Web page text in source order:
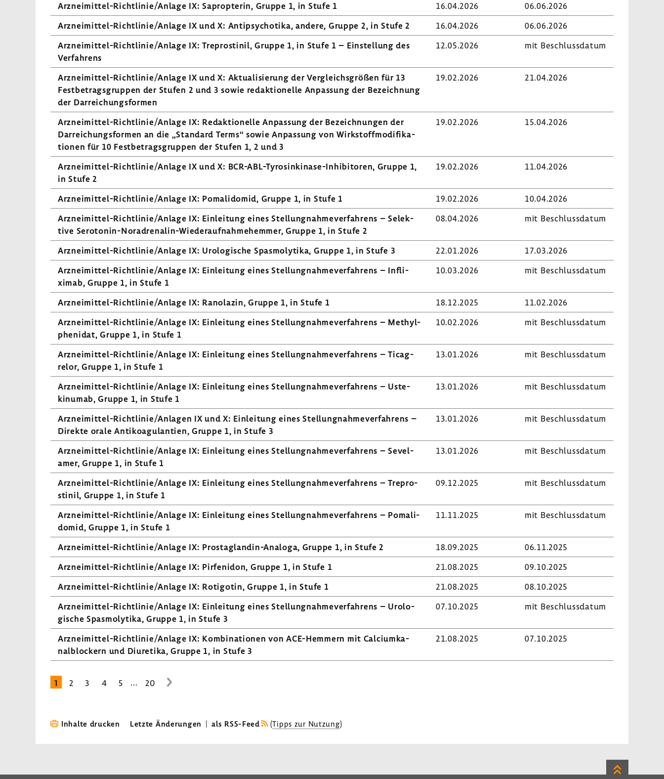
Arzneimittel-​Richtlinie/Anlage IX: Saprop­terin, Gruppe 1, in Stufe 1
16.04.2026
06.06.2026
Arzneimittel-​Richtlinie/Anlage IX und X: Anti­psy­cho­tika, andere, Gruppe 2, in Stufe 2
16.04.2026
06.06.2026
Arzneimittel-​Richtlinie/Anlage IX: Trepro­stinil, Gruppe 1, in Stufe 1 – Einstel­lung des
Verfah­rens
12.05.2026 mit Beschluss­datum
Arzneimittel-​Richtlinie/Anlage IX und X: Aktua­li­sie­rung der Vergleichs­größen für 13
Fest­be­trags­gruppen der Stufen 2 und 3 sowie redak­tio­nelle Anpas­sung der Bezeich­nung
der Darrei­chungs­formen
19.02.2026 21.04.2026
Arzneimittel-​Richtlinie/Anlage IX: Redak­tio­nelle Anpas­sung der Bezeich­nungen der
Darrei­chungs­formen an die „Stan­dard Terms“ sowie Anpas­sung von Wirk­stoff­mo­di­fi­ka­
tionen für 10 Fest­be­trags­gruppen der Stufen 1, 2 und 3
19.02.2026 15.04.2026
Arzneimittel-​Richtlinie/Anlage IX und X: BCR-​ABL-Tyrosinkinase-Inhibitoren, Gruppe 1,
in Stufe 2
19.02.2026 11.04.2026
Arzneimittel-​Richtlinie/Anlage IX: Poma­li­domid, Gruppe 1, in Stufe 1 19.02.2026
10.04.2026
Arzneimittel-​Richtlinie/Anlage IX: Einlei­tung eines Stel­lung­nah­me­ver­fah­rens – Selek­
tive Serotonin-​Noradrenalin-Wiederaufnahmehemmer, Gruppe 1, in Stufe 2
08.04.2026 mit Beschluss­datum
Arzneimittel-​Richtlinie/Anlage IX: Urolo­gi­sche Spas­mo­ly­tika, Gruppe 1, in Stufe 3 22.01.2026
17.03.2026
Arzneimittel-​Richtlinie/Anlage IX: Einlei­tung eines Stel­lung­nah­me­ver­fah­rens – Infli­
ximab, Gruppe 1, in Stufe 1
10.03.2026 mit Beschluss­datum
Arzneimittel-​Richtlinie/Anlage IX: Rano­lazin, Gruppe 1, in Stufe 1 18.12.2025
11.02.2026
Arzneimittel-​Richtlinie/Anlage IX: Einlei­tung eines Stel­lung­nah­me­ver­fah­rens – Methyl­
phe­nidat, Gruppe 1, in Stufe 1
10.02.2026 mit Beschluss­datum
Arzneimittel-​Richtlinie/Anlage IX: Einlei­tung eines Stel­lung­nah­me­ver­fah­rens – Tica­g­
relor, Gruppe 1, in Stufe 1
13.01.2026 mit Beschluss­datum
Arzneimittel-​Richtlinie/Anlage IX: Einlei­tung eines Stel­lung­nah­me­ver­fah­rens – Uste­
kin­umab, Gruppe 1, in Stufe 1
13.01.2026 mit Beschluss­datum
Arzneimittel-​Richtlinie/Anlagen IX und X: Einlei­tung eines Stel­lung­nah­me­ver­fah­rens –
Direkte orale Anti­ko­agu­lan­tien, Gruppe 1, in Stufe 3
13.01.2026 mit Beschluss­datum
Arzneimittel-​Richtlinie/Anlage IX: Einlei­tung eines Stel­lung­nah­me­ver­fah­rens – Seve­l­
amer, Gruppe 1, in Stufe 1
13.01.2026 mit Beschluss­datum
Arzneimittel-​Richtlinie/Anlage IX: Einlei­tung eines Stel­lung­nah­me­ver­fah­rens – Trepro­
stinil, Gruppe 1, in Stufe 1
09.12.2025 mit Beschluss­datum
Arzneimittel-​Richtlinie/Anlage IX: Einlei­tung eines Stel­lung­nah­me­ver­fah­rens – Poma­li­
domid, Gruppe 1, in Stufe 1
11.11.2025 mit Beschluss­datum
Arzneimittel-​Richtlinie/Anlage IX: Prostaglandin-​Analoga, Gruppe 1, in Stufe 2 18.09.2025
06.11.2025
Arzneimittel-​Richtlinie/Anlage IX: Pirfe­n­idon, Gruppe 1, in Stufe 1
21.08.2025
09.10.2025
Arzneimittel-​Richtlinie/Anlage IX: Roti­gotin, Gruppe 1, in Stufe 1
21.08.2025
08.10.2025
Arzneimittel-​Richtlinie/Anlage IX: Einlei­tung eines Stel­lung­nah­me­ver­fah­rens – Urolo­
gi­sche Spas­mo­ly­tika, Gruppe 1, in Stufe 3
07.10.2025 mit Beschluss­datum
Arzneimittel-​Richtlinie/Anlage IX: Kombi­na­tionen von ACE-​Hemmern mit Calci­um­ka­
nal­blo­ckern und Diure­tika, Gruppe 1, in Stufe 3
21.08.2025 07.10.2025
1 2 3 4 5 ... 20
zur
Inhalte drucken Letzte Änderungen | als RSS-Feed (Tipps zur Nutzung)
Zum